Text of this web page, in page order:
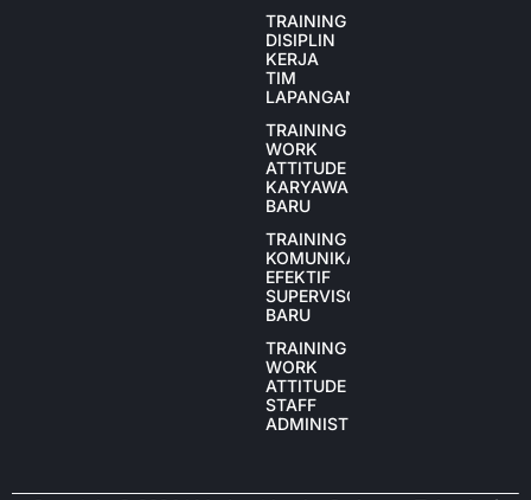
TRAINING
DISIPLIN
KERJA
TIM
LAPANGAN
TRAINING
WORK
ATTITUDE
KARYAWAN
BARU
TRAINING
KOMUNIKASI
EFEKTIF
SUPERVISOR
BARU
TRAINING
WORK
ATTITUDE
STAFF
ADMINISTRASI